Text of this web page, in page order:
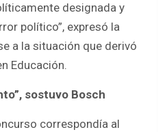
designada y
político”, expresó la
a la situación que derivó
Educación.
sostuvo Bosch
correspondía al